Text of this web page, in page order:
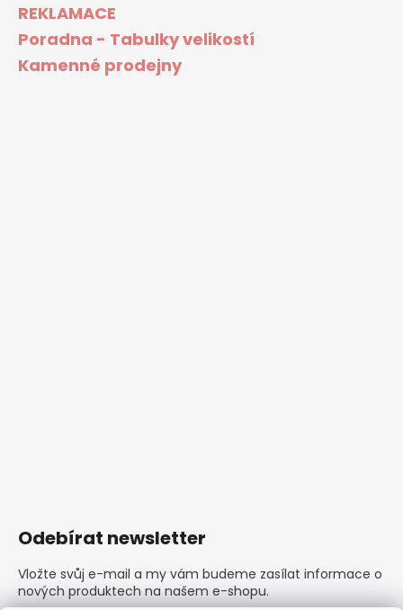
REKLAMACE
Poradna - Tabulky velikostí
Kamenné prodejny
Odebírat newsletter
Vložte svůj e-mail a my vám budeme zasílat informace o
nových produktech na našem e-shopu.